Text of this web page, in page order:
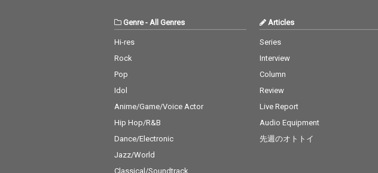
Genre- All Genres
Hi-res
Rock
Pop
Idol
Anime/Game/Voice Actor
Hip Hop/R&B
Dance/Electronic
Jazz/World
Classical/Soundtrack
Articles
Series
Interview
Column
Review
Live Report
Audio Equipment
先週のオトトイ